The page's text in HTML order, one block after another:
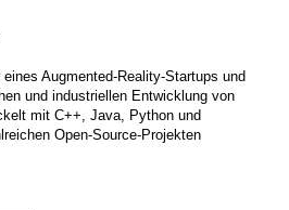
Augmented-Reality-Startups und
und industriellen Entwicklung von
mit C++, Java, Python und
Open-Source-Projekten